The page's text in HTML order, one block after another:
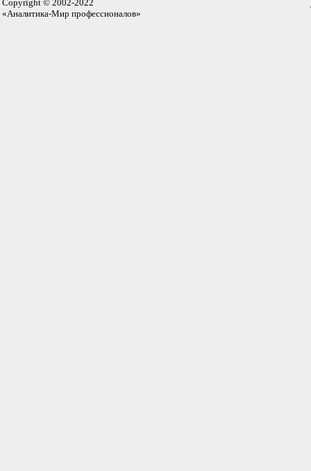
Copyright © 2002-2022
«Аналитика-Мир профессионалов»